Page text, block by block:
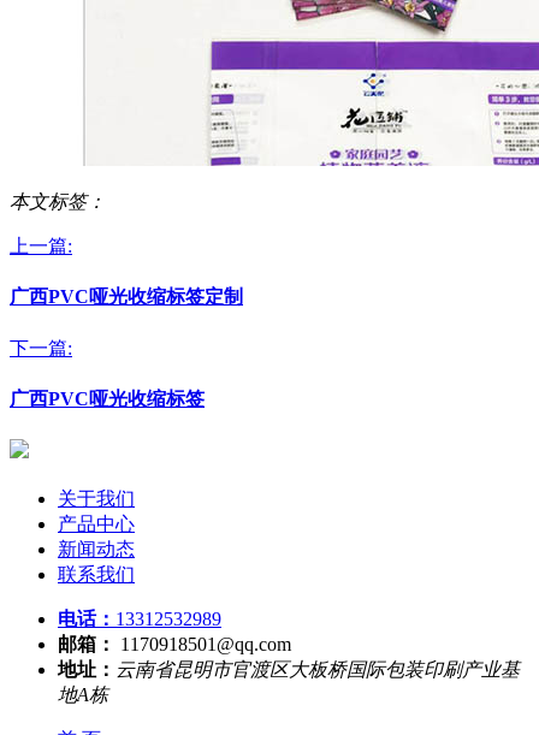
本文标签：
上一篇:
广西PVC哑光收缩标签定制
下一篇:
广西PVC哑光收缩标签
关于我们
产品中心
新闻动态
联系我们
电话： 13312532989
邮箱：
1170918501@qq.com
地址： 云南省昆明市官渡区大板桥国际包装印刷产业基
地A栋